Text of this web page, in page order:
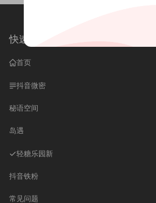
快速导航
首页
抖音微密
秘语空间
岛遇
轻糖乐园新
抖音铁粉
常见问题